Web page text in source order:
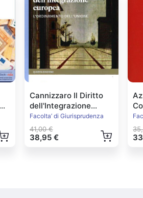
Cannizzaro Il Diritto
dell'Integrazione
Europea Ed.2022
Facolta’ di Giurisprudenza
41,00 €
38,95 €